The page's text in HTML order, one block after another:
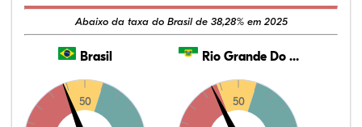
Abaixo da taxa do Brasil de 38,28% em 2025
Brasil
50
Rio Grande Do Norte
50